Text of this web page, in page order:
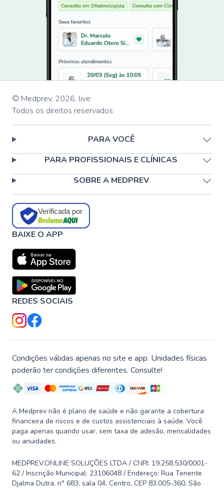
© Medprev, 2026, live
Todos os direitos reservados
PARA VOCÊ
PARA PROFISSIONAIS E CLÍNICAS
SOBRE A MEDPREV
Verificada por
BAIXE O APP
REDES SOCIAIS
Condições válidas apenas no site e app. Unidades físicas
poderão ter condições diferentes. Consulte!
A Medprev não é plano de saúde e não garante a cobertura
financeira de riscos e de custos assistenciais à saúde. Você
paga apenas quando usar, sem taxa de adesão, mensalidades
ou anuidades.
MEDPREV.ONLINE SOLUÇÕES LTDA / CNPJ: 19.258.530/0001-
62 / Inscrição Municipal: 23106048 / Endereço: Rua Tenente
Djalma Dutra, n° 683, sala 04, Centro, CEP 83.005-360, São